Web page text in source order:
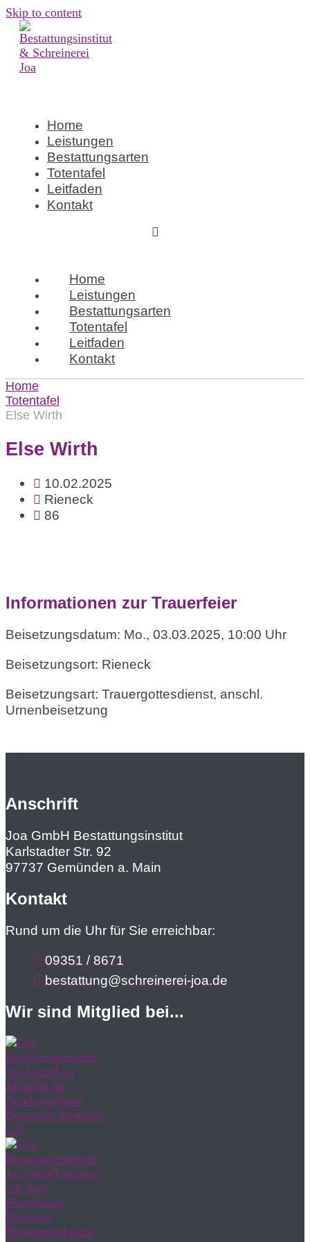
Skip to content
Home
Leistungen
Bestattungsarten
Totentafel
Leitfaden
Kontakt
Home
Leistungen
Bestattungsarten
Totentafel
Leitfaden
Kontakt
Home
Totentafel
Else Wirth
Else Wirth
10.02.2025
Rieneck
86
Informationen zur Trauerfeier
Beisetzungsdatum: Mo., 03.03.2025, 10:00 Uhr
Beisetzungsort: Rieneck
Beisetzungsart: Trauergottesdienst, anschl.
Urnenbeisetzung
Anschrift
Joa GmbH Bestattungsinstitut
Karlstadter Str. 92
97737 Gemünden a. Main
Kontakt
Rund um die Uhr für Sie erreichbar:
09351 / 8671
bestattung@schreinerei-joa.de
Wir sind Mitglied bei...